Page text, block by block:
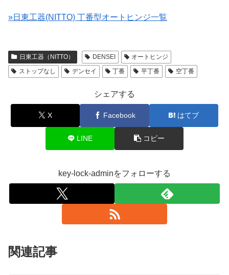
»日東工器(NITTO) 丁番型オートヒンジ一覧
日東工器（NITTO） DENSEI
オートヒンジ
ストップなし
デンセイ 丁番 平丁番 空丁番
シェアする
X Facebook はてブ
LINE コピー
key-lock-adminをフォローする
関連記事